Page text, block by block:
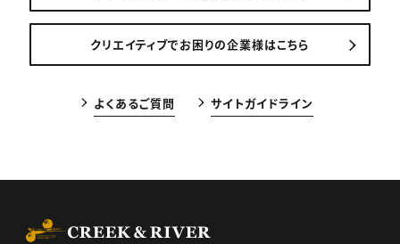
クリエイティブでお困りの企業様はこちら
よくあるご質問 サイトガイドライン